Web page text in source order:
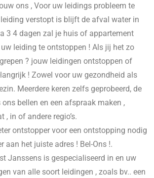
ons , Voor uw leidings probleem te
verstopt is blijft de afval water in
3 4 dagen zal je huis of appartement
leiding te ontstoppen ! Als jij het zo
? jouw leidingen ontstoppen of
! Zowel voor uw gezondheid als
Meerdere keren zelfs geprobeerd, de
bellen en een afspraak maken ,
, in of andere regio’s.
ontstopper voor een ontstopping nodig
aan het juiste adres ! Bel-Ons !.
Janssens is gespecialiseerd in en uw
van alle soort leidingen , zoals bv.. een